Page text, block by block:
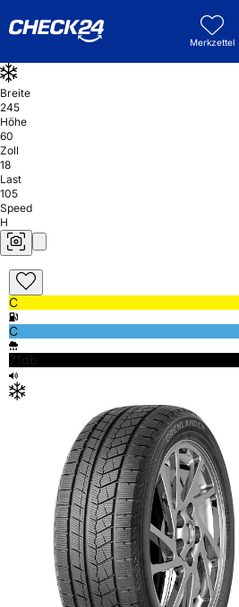
Merkzettel
Breite
245
Höhe
60
Zoll
18
Last
105
Speed
H
C
C
71db